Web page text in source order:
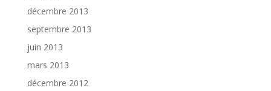
décembre 2013
septembre 2013
juin 2013
mars 2013
décembre 2012